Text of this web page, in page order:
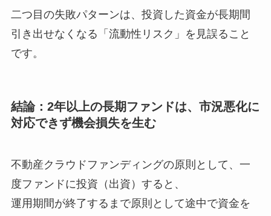
二つ目の失敗パターンは、投資した資金が長期間
引き出せなくなる「流動性リスク」を見誤ること
です。
結論：2年以上の長期ファンドは、市況悪化に
対応できず機会損失を生む
不動産クラウドファンディングの原則として、一
度ファンドに投資（出資）すると、
運用期間が終了するまで原則として途中で資金を